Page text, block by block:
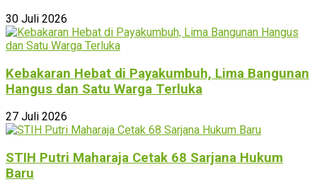
30 Juli 2026
Kebakaran Hebat di Payakumbuh, Lima Bangunan
Hangus dan Satu Warga Terluka
27 Juli 2026
STIH Putri Maharaja Cetak 68 Sarjana Hukum
Baru